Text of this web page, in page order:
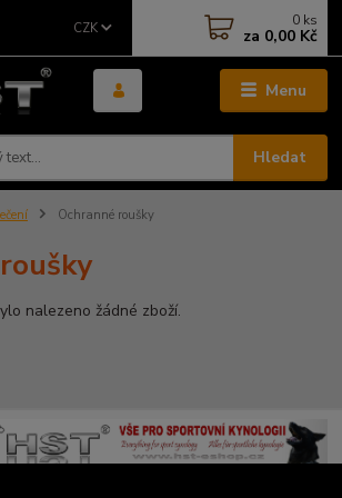
Menu
CZK
Hledat
0 ks
za 0,00 Kč
Ochranné roušky
nalezeno žádné zboží.